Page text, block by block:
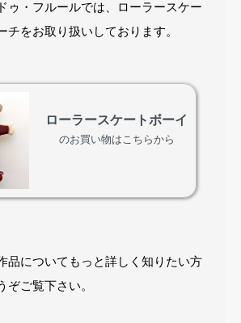
ゥ・フルールでは、ローラースケー
チをお取り扱いしております。
ローラースケートボーイ
のお買い物はこちらから
品についてもっと詳しく知りたい方
ご覧下さい。